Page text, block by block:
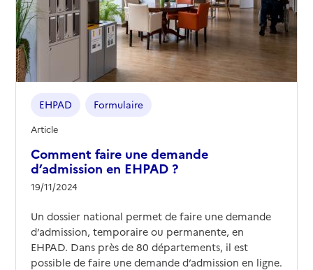
Comment faire une demande
d’admission en EHPAD ?
19/11/2024
EHPAD Formulaire
Article
Un dossier national permet de faire une demande
d’admission, temporaire ou permanente, en
EHPAD. Dans près de 80 départements, il est
possible de faire une demande d’admission en ligne.